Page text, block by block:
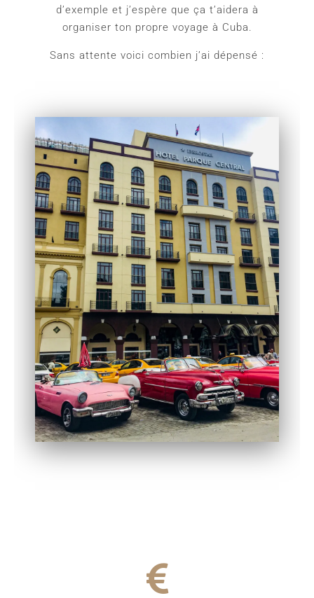
d’exemple et j’espère que ça t’aidera à
organiser ton propre voyage à Cuba.
Sans attente voici combien j’ai dépensé :